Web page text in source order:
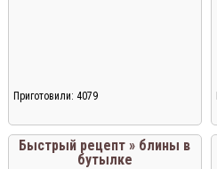
Загрузка...
Приготовили: 4079
Быстрый рецепт » блины в
бутылке